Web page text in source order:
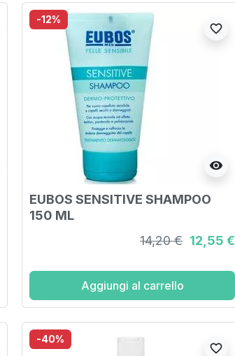
-12%
visibility
favorite_border
EUBOS SENSITIVE SHAMPOO
150 ML
14,20 € 12,55 €
Aggiungi al carrello
-40%
favorite_border